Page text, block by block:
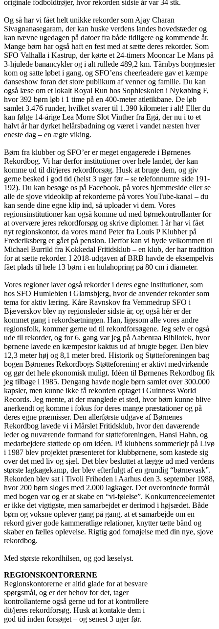
originale fodboldtrøjer, hvor rekorden sidste år var 34 stk.
Og så har vi fået helt unikke rekorder som Ajay Charan
Sivagnanasegaram, der kan huske verdens landes hovedstæder og
kan nævne ugedagen på datoer fra både tidligere og kommende år.
Mange børn har også haft en fest med at sætte deres rekorder. Som
SFO Valhalla i Kastrup, der kørte et 24-timers Mooncar Le Mans på
3-hjulede banancykler og i alt rullede 489,2 km. Tårnbys borgmester
kom og satte løbet i gang, og SFO’ens cheerleadere gav et kæmpe
danseshow foran det store publikum af venner og familie. Du kan
også læse om et lokalt Royal Run hos Sophieskolen i Nykøbing F,
hvor 392 børn løb i 1 time på en 400-meter atletikbane. De løb
samlet 3.476 runder, hvilket svarer til 1.390 kilometer i alt! Eller du
kan følge 14-årige Lea Morre Slot Vinther fra Egå, der nu i to et
halvt år har dyrket helårsbadning og været i vandet næsten hver
eneste dag – en ægte viking.
Børn fra klubber og SFO’er er meget engagerede i Børnenes
Rekordbog. Vi har derfor institutioner over hele landet, der kan
komme ud til dit/jeres rekordforsøg. Husk at bruge dem, og giv
gerne besked i god tid (helst 3 uger før – se telefonnumre side 191-
192). Du kan besøge os på Facebook, på vores hjemmeside eller se
alle de sjove videoklip af rekorderne på vores YouTube-kanal – du
kan sende dine egne klip ind, så uploader vi dem. Vores
regionsinstitutioner kan også komme ud med børnekontrollanter for
at overvære jeres rekordforsøg og skrive diplomer. I år har vi fået
nyt regionskontor, da vores mand Peter fra Louis P Klubber på
Frederiksberg er gået på pension. Derfor kan vi byde velkommen til
Michael Burrild fra Kokkedal Fritidsklub – en klub, der har tradition
for at sætte rekorder. I 2018-udgaven af BRB havde de eksempelvis
fået plads til hele 13 børn i en hulahopring på 80 cm i diameter.
Vores regioner laver også rekorder i deres egne institutioner, som
hos SFO Humlebien i Glamsbjerg, hvor de anvender rekorder som
tema for aktiv læring. Kåre Ravnskov fra Vemmedrup SFO i
Bjæverskov blev ny regionsleder sidste år, og også hér er der
kommet gang i rekordsætningen. Han, ligesom alle vores andre
regionsfolk, kommer gerne ud til rekordforsøgene. Jeg selv er også
ude til rekorder, og for 6. gang var jeg på Aabenraa Bibliotek, hvor
børnene lavede en kæmpestor kaktus ud af brugte bøger. Den blev
12,3 meter høj og 8,1 meter bred. Historik og Støtteforeningen bag
bogen Børnenes Rekordbogs Støtteforening er aktivt medvirkende
og gør det hele økonomisk muligt. Idéen til Børnenes Rekordbog fik
jeg tilbage i 1985. Dengang havde nogle børn samlet over 300.000
kapsler, men kunne ikke få rekorden optaget i Guinness World
Records. Jeg mente, at der manglede et sted, hvor børn kunne blive
anerkendt og komme i fokus for deres mange præstationer og på
deres egne præmisser. Den allerførste udgave af Børnenes
Rekordbog lavede vi i Mårslet Fritidsklub, hvor den daværende
leder og nuværende formand for støtteforeningen, Hansi Hahn, og
medarbejdere støttede op om idéen. På klubbens sommerlejr på Livø
i 1987 blev projektet præsenteret for klubbørnene, som kastede sig
over det med liv og sjæl. Det blev besluttet at lægge ud med verdens
største lagkagekamp, der blev efterfulgt af en grundig “børnevask”.
Rekorden blev sat i Tivoli Friheden i Aarhus den 3. september 1988,
hvor 200 børn sloges med 2.000 lagkager. Det overordnede formål
med bogen var og er at skabe en “vi-følelse”. Konkurrenceelementet
er ikke det vigtigste, men samarbejdet er derimod i højsædet. Både
børn og voksne oplever gang på gang, at et samarbejde om en
rekord giver gode kammeratlige relationer, knytter tætte bånd og
skaber en fælles oplevelse. Rigtig god fornøjelse med din nye, sjove
rekordbog.
Med største rekordhilsen, og god læselyst.
REGIONSKONTORERNE
Regionskontorerne er altid glade for at besvare
spørgsmål, og er der behov for det, tager
kontrollanterne også gerne ud for at kontrollere
dit/jeres rekordforsøg. Husk at kontakte dem i
god tid inden forsøget – og senest 3 uger før.